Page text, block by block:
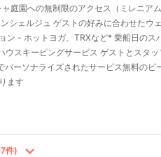
庭園への無制限のアクセス（ミレニア
シェルジュ ゲストの好みに合わせたウ
ン - ホットヨガ、TRXなど* 乗船日のス
スキーピングサービス ゲストとスタッ
パーソナライズされたサービス無料のビ
ます
件)